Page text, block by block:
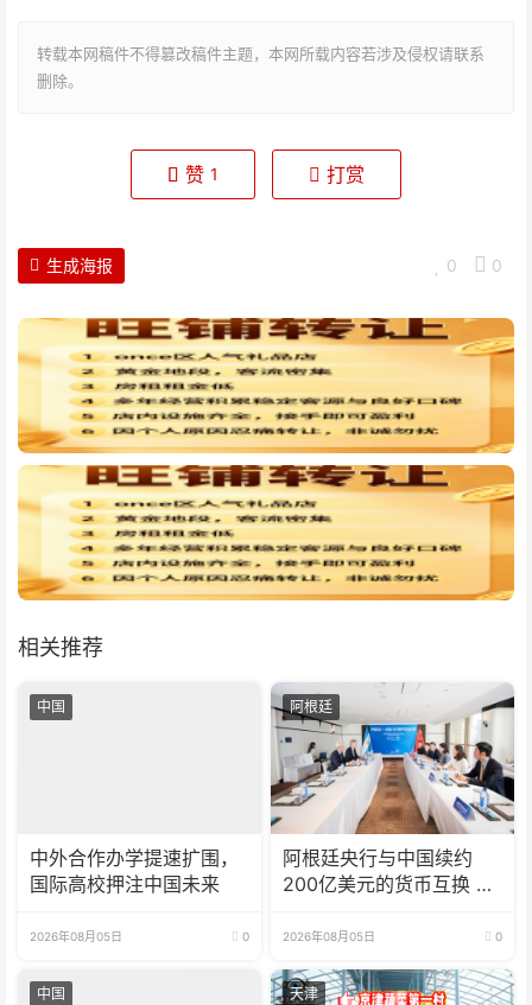
转载本网稿件不得篡改稿件主题，本网所载内容若涉及侵权请联系
删除。
赞 1 打赏
0 0
生成海报
相关推荐
中国
中外合作办学提速扩围，
国际高校押注中国未来
2026年08月05日 0
阿根廷
阿根廷央行与中国续约
200亿美元的货币互换 有
2026年08月05日 0
中国 天津